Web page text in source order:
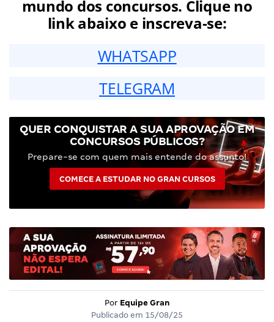
mundo dos concursos. Clique no
link abaixo e inscreva-se:
WHATSAPP
TELEGRAM
QUER CONQUISTAR A SUA APROVAÇÃO EM
CONCURSOS PÚBLICOS?
Prepare-se com quem mais entende do assunto!
COMECE A ESTUDAR NO GRAN CURSOS
Por Equipe Gran
Publicado em 15/08/25